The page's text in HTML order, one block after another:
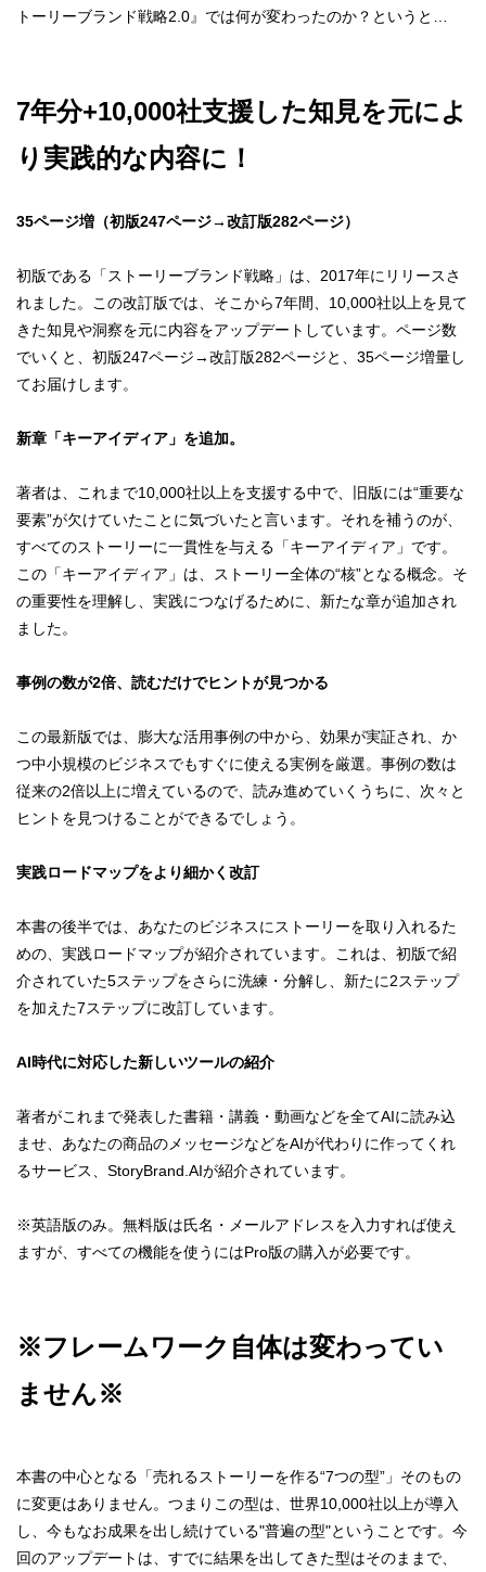
トーリーブランド戦略2.0』では何が変わったのか？というと…
7年分+10,000社支援した知見を元によ
り実践的な内容に！
35ページ増（初版247ページ→改訂版282ページ）
初版である「ストーリーブランド戦略」は、2017年にリリースさ
れました。この改訂版では、そこから7年間、10,000社以上を見て
きた知見や洞察を元に内容をアップデートしています。ページ数
でいくと、初版247ページ→改訂版282ページと、35ページ増量し
てお届けします。
新章「キーアイディア」を追加。
著者は、これまで10,000社以上を支援する中で、旧版には“重要な
要素”が欠けていたことに気づいたと言います。それを補うのが、
すべてのストーリーに一貫性を与える「キーアイディア」です。
この「キーアイディア」は、ストーリー全体の“核”となる概念。そ
の重要性を理解し、実践につなげるために、新たな章が追加され
ました。
事例の数が2倍、読むだけでヒントが見つかる
この最新版では、膨大な活用事例の中から、効果が実証され、か
つ中小規模のビジネスでもすぐに使える実例を厳選。事例の数は
従来の2倍以上に増えているので、読み進めていくうちに、次々と
ヒントを見つけることができるでしょう。
実践ロードマップをより細かく改訂
本書の後半では、あなたのビジネスにストーリーを取り入れるた
めの、実践ロードマップが紹介されています。これは、初版で紹
介されていた5ステップをさらに洗練・分解し、新たに2ステップ
を加えた7ステップに改訂しています。
AI時代に対応した新しいツールの紹介
著者がこれまで発表した書籍・講義・動画などを全てAIに読み込
ませ、あなたの商品のメッセージなどをAIが代わりに作ってくれ
るサービス、StoryBrand.AIが紹介されています。
※英語版のみ。無料版は氏名・メールアドレスを入力すれば使え
ますが、すべての機能を使うにはPro版の購入が必要です。
※フレームワーク自体は変わってい
ません※
本書の中心となる「売れるストーリーを作る“7つの型”」そのもの
に変更はありません。つまりこの型は、世界10,000社以上が導入
し、今もなお成果を出し続けている"普遍の型"ということです。今
回のアップデートは、すでに結果を出してきた型はそのままで、